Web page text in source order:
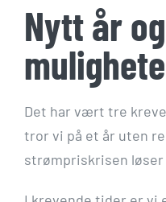
Nytt år
Det har vært tre
tror vi på et år uten
strømpriskrisen løser